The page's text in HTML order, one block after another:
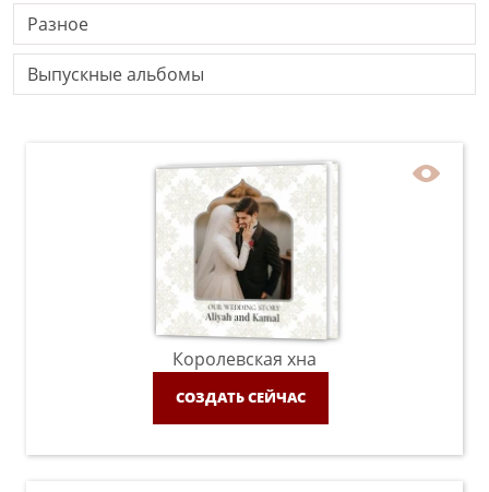
Разное
Выпускные альбомы
Королевская хна
СОЗДАТЬ СЕЙЧАС